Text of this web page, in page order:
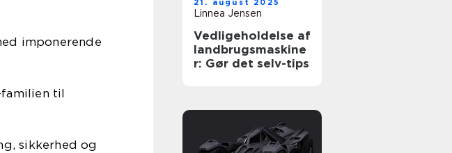
imponerende
til
sikkerhed og
21. august 2025
Linnea Jensen
Vedligeholdelse af
landbrugsmaskine
r: Gør det selv-tips